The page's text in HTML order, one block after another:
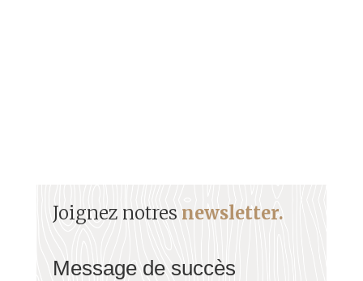
Joignez notres newsletter.
Message de succès